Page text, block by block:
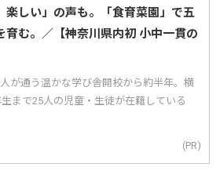
楽しい」の声も。「食育菜園」で五
育む。／【神奈川県内初 小中一貫の
が通う温かな学び舎開校から約半年。横
まで25人の児童・生徒が在籍している
(PR)